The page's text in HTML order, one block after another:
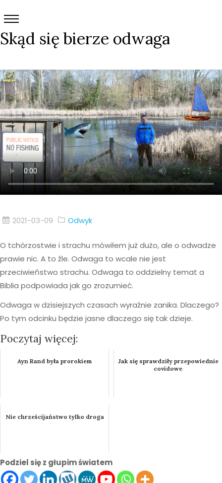
Skąd się bierze odwaga
2021-03-09 Odwyk
O tchórzostwie i strachu mówiłem już dużo, ale o odwadze
prawie nic. A to źle. Odwaga to wcale nie jest
przeciwieństwo strachu. Odwaga to oddzielny temat a
Biblia podpowiada jak go zrozumieć.
Odwaga w dzisiejszych czasach wyraźnie zanika. Dlaczego?
Po tym odcinku będzie jasne dlaczego się tak dzieje.
Poczytaj więcej:
Ayn Rand była prorokiem
Jak się sprawdziły przepowiednie
covidowe
Nie chrześcijaństwo tylko droga
Podziel się z głupim światem